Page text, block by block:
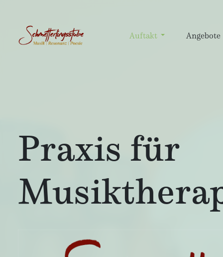
Auftakt Angebote
Praxis für